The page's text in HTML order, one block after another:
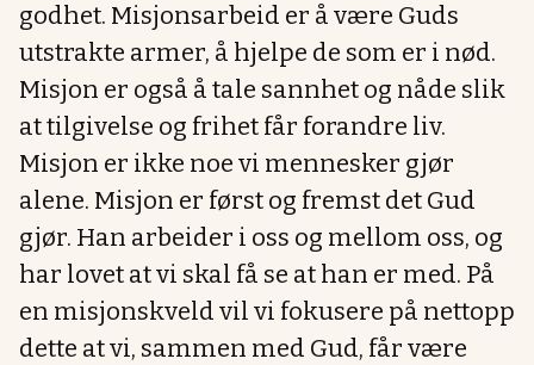
godhet. Misjonsarbeid er å være Guds
utstrakte armer, å hjelpe de som er i nød.
Misjon er også å tale sannhet og nåde slik
at tilgivelse og frihet får forandre liv.
Misjon er ikke noe vi mennesker gjør
alene. Misjon er først og fremst det Gud
gjør. Han arbeider i oss og mellom oss, og
har lovet at vi skal få se at han er med. På
en misjonskveld vil vi fokusere på nettopp
dette at vi, sammen med Gud, får være